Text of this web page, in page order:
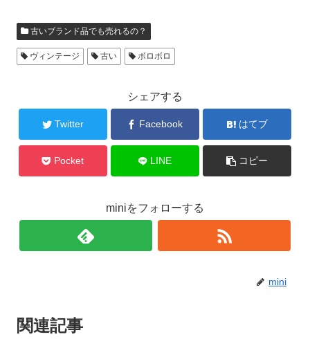
古いブランド品でも売れるの？
ヴィンテージ 古い ボロボロ
シェアする
Twitter Facebook はてブ
Pocket LINE コピー
miniをフォローする
mini
関連記事